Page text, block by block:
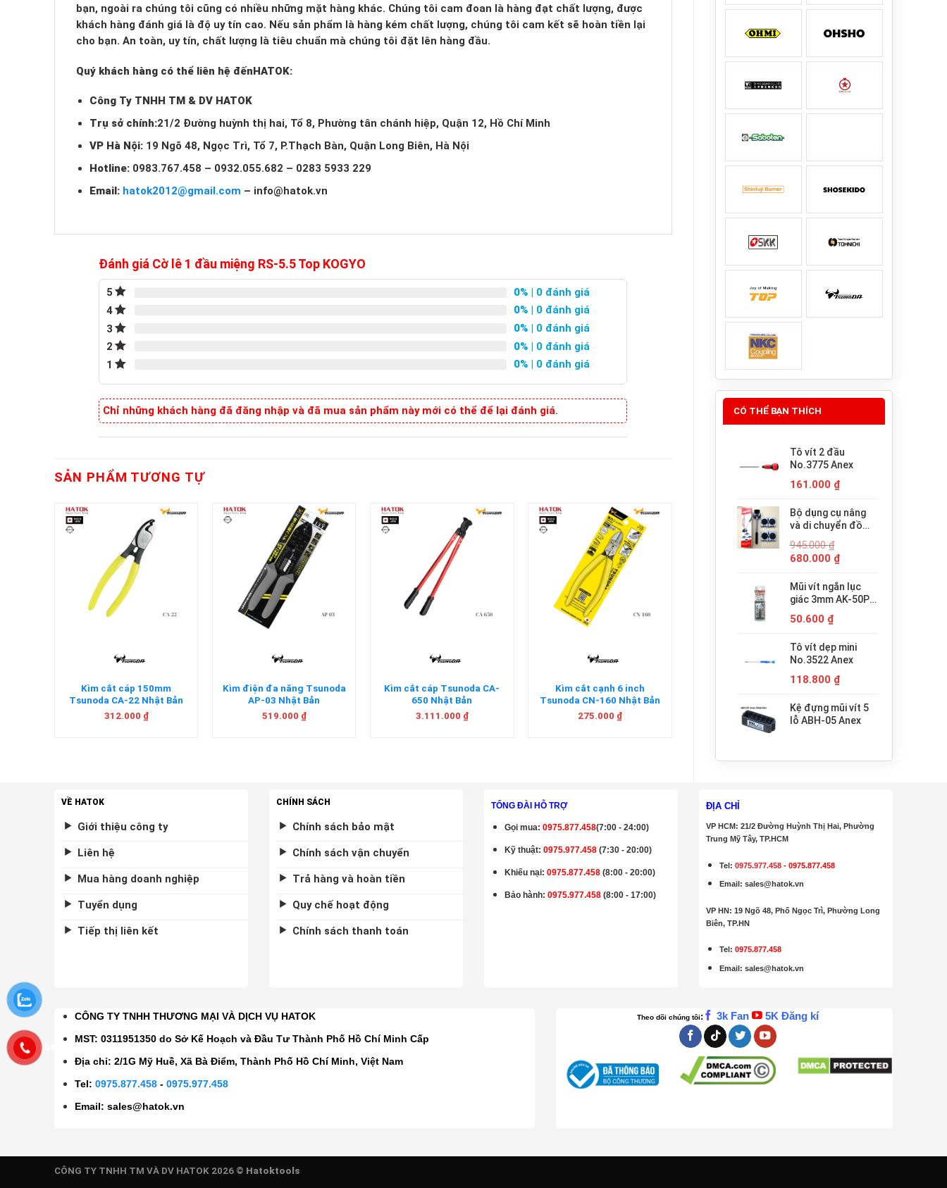
CÓ THỂ BẠN THÍCH
Tô vít 2 đầu
No.3775 Anex
161.000 ₫
Bộ dụng cụ nâng
và di chuyển đồ
minh PICUS LP-
200N
945.000₫
Giá
là:
945.000 ₫.
680.000 ₫Giá
tại
là:
Mũi vít ngắn lục
giác 3mm AK-50P-
50.600 ₫
Tô vít dẹp mini
No.3522 Anex
118.800 ₫
Kệ đựng mũi vít 5
lỗ ABH-05 Anex
bạn, ngoài ra chúng tôi cũng có nhiều những mặt hàng khác. Chúng tôi cam đoan là hàng đạt chất lượng, được
khách hàng đánh giá là độ uy tín cao. Nếu sản phẩm là hàng kém chất lượng, chúng tôi cam kết sẽ hoàn tiền lại
cho bạn. An toàn, uy tín, chất lượng là tiêu chuẩn mà chúng tôi đặt lên hàng đầu.
Quý khách hàng có thể liên hệ đếnHATOK:
Công Ty TNHH TM & DV HATOK
Trụ sở chính:21/2 Đường huỳnh thị hai, Tổ 8, Phường tân chánh hiệp, Quận 12, Hồ Chí Minh
VP Hà Nội: 19 Ngõ 48, Ngọc Trì, Tổ 7, P.Thạch Bàn, Quận Long Biên, Hà Nội
Hotline: 0983.767.458 – 0932.055.682 – 0283 5933 229
Email: hatok2012@gmail.com – info@hatok.vn
Đánh giá Cờ lê 1 đầu miệng RS-5.5 Top KOGYO
5 0% | 0 đánh giá
4
0% | 0 đánh giá
3
0% | 0 đánh giá
2
0% | 0 đánh giá
1
0% | 0 đánh giá
Chỉ những khách hàng đã đăng nhập và đã mua sản phẩm này mới có thể để lại đánh giá.
SẢN PHẨM TƯƠNG TỰ
Kìm cắt cáp 150mm
Tsunoda CA-22 Nhật Bản
312.000 ₫
Kìm điện đa năng Tsunoda
AP-03 Nhật Bản
519.000 ₫
Kìm cắt cáp Tsunoda CA-
650 Nhật Bản
3.111.000 ₫
Kìm cắt cạnh 6 inch
Tsunoda CN-160 Nhật Bản
275.000 ₫
VỀ HATOK
Giới thiệu công ty
Liên hệ
Mua hàng doanh nghiệp
Tuyển dụng
Tiếp thị liên kết
CHÍNH SÁCH
Chính sách bảo mật
Chính sách vận chuyển
Trả hàng và hoàn tiền
Quy chế hoạt động
Chính sách thanh toán
TỔNG ĐÀI HỖ TRỢ
Gọi mua:0975.877.458(7:00 - 24:00)
Kỹ thuật:0975.977.458 (7:30 - 20:00)
Khiếu nại: 0975.877.458 (8:00 - 20:00)
Bảo hành:0975.977.458 (8:00 - 17:00)
ĐỊA CHỈ
VP HCM: 21/2 Đường Huỳnh Thị Hai, Phường
Trung Mỹ Tây, TP.HCM
Tel:0975.977.458 -0975.877.458
Email :sales@hatok.vn
VP HN: 19 Ngõ 48, Phố Ngọc Trì, Phường Long
Biên, TP.HN
Tel: 0975.877.458
Email:sales@hatok.vn
CÔNG TY TNHH THƯƠNG MẠI VÀ DỊCH VỤ HATOK
MST: 0311951350 do Sở Kế Hoạch và Đầu Tư Thành Phố Hồ Chí Minh Cấp
Địa chỉ: 2/1G Mỹ Huề, Xã Bà Điểm, Thành Phố Hồ Chí Minh, Việt Nam
Tel:0975.877.458 -0975.977.458
Email:sales@hatok.vn
Theo dõi chúng tôi: 3k Fan 5K Đăng kí
CÔNG TY TNHH TM VÀ DV HATOK 2026 © Hatoktools